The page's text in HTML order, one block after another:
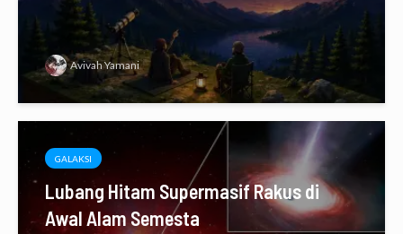
Avivah Yamani
GALAKSI
Lubang Hitam Supermasif Rakus di
Awal Alam Semesta